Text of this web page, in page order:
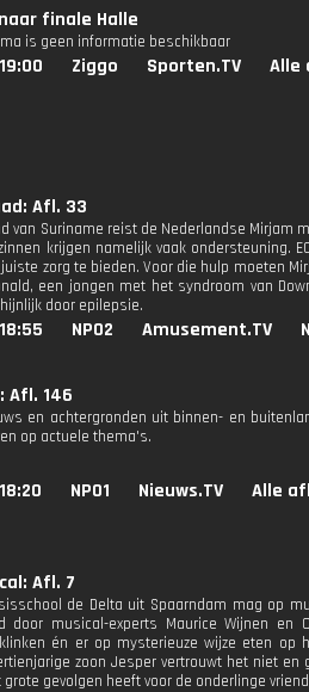
finale Halle
is geen informatie beschikbaar
Ziggo Sporten.TV Alle
Afl. 33
van Suriname reist de Nederlandse Mirjam
krijgen namelijk vaak ondersteuning.
zorg te bieden. Voor die hulp moeten
een jongen met het syndroom van
door epilepsie.
NPO2 Amusement.TV
Afl. 146
en achtergronden uit binnen- en
op actuele thema's.
NPO1 Nieuws.TV Alle
Afl. 7
de Delta uit Spaarndam mag op
door musical-experts Maurice Wijnen
én er op mysterieuze wijze eten
zoon Jesper vertrouwt het niet
grote gevolgen heeft voor de onderlinge